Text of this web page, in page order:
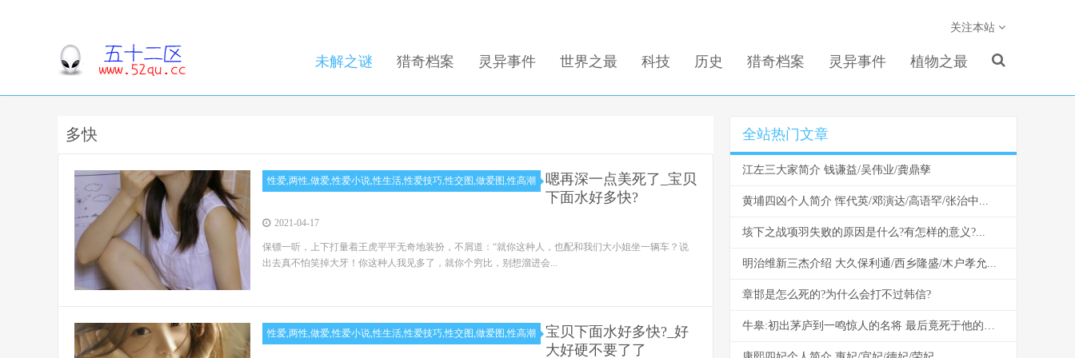
未解之谜 猎奇档案 灵异事件 世界之最 科技 历史 猎奇档案 灵异事件 植物之最
关注本站
多快
性爱,两性,做爱,性爱小说,性生活,性爱技巧,性交图,做爱图,性高潮
嗯再深一点美死了_宝贝
下面水好多快?
2021-04-17
保镖一听，上下打量着王虎平平无奇地装扮，不屑道：“就你这种人，也配和我们大小姐坐一辆车？说
出去真不怕笑掉大牙！你这种人我见多了，就你个穷比，别想溜进会...
性爱,两性,做爱,性爱小说,性生活,性爱技巧,性交图,做爱图,性高潮
宝贝下面水好多快?_好
大好硬不要了了
全站热门文章
江左三大家简介 钱谦益/吴伟业/龚鼎孳
黄埔四凶个人简介 恽代英/邓演达/高语罕/张治中...
垓下之战项羽失败的原因是什么?有怎样的意义?...
明治维新三杰介绍 大久保利通/西乡隆盛/木户孝允...
章邯是怎么死的?为什么会打不过韩信?
牛皋:初出茅庐到一鸣惊人的名将 最后竟死于他的手中...